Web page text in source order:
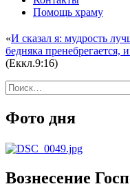
Помощь храму
«И сказал я: мудрость
бедняка пренебрегается,
(Еккл.9:16)
Найти:
Фото дня
Вознесение